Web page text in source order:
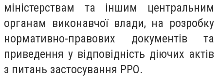
міністерствам та іншим центральним
органам виконавчої влади, на розробку
нормативно-правових документів та
приведення у відповідність діючих актів
з питань застосування РРО.